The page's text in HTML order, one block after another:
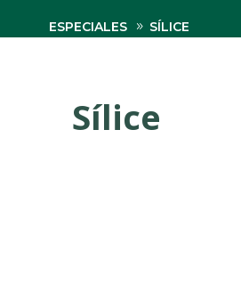
ESPECIALES SÍLICE
Sílice